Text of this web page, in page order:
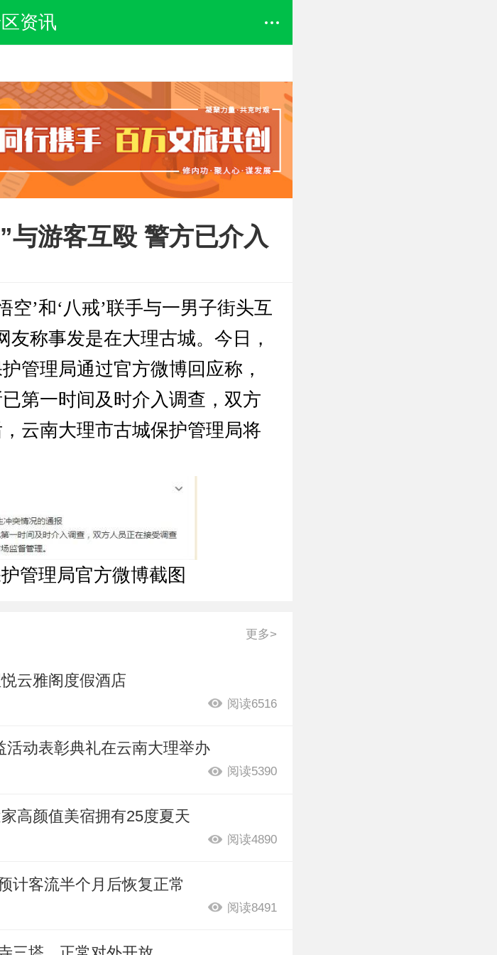
资讯
与游客互殴 警方已介入
’和‘八戒’联手与一男子街头互
称事发是在大理古城。今日，
管理局通过官方微博回应称，
第一时间及时介入调查，双方
云南大理市古城保护管理局将
管理局官方微博截图
更多>
云雅阁度假酒店
阅读6516
活动表彰典礼在云南大理举办
阅读5390
高颜值美宿拥有25度夏天
阅读4890
计客流半个月后恢复正常
阅读8491